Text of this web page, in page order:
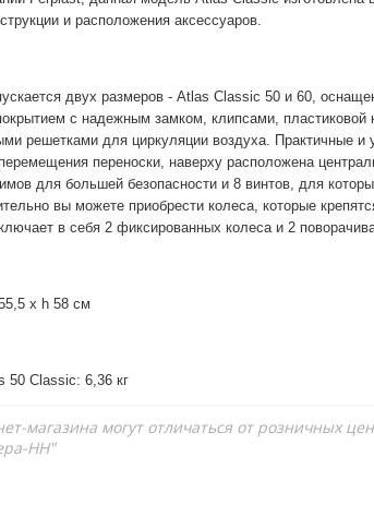
и расположения аксессуаров.
двух размеров - Atlas Classic 50 и 60,
с надежным замком, клипсами,
решетками для циркуляции воздуха. Практичные и
переноски, наверху расположена
для большей безопасности и 8 винтов, для
вы можете приобрести колеса, которые
в себя 2 фиксированных колеса и 2
x h 58 см
50 Classic: 6,36 кг
магазина могут отличаться от розничных
НН"